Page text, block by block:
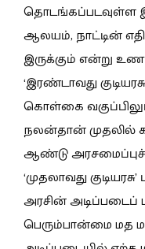
தொடங்கப்படவுள்ள
ஆலயம், நாட்டின்
இருக்கும் என்று
‘இரண்டாவது
கொள்கை
நலன்தான் முதலில்
ஆண்டு அரசமைப்புச்
‘முதலாவது
அரசின் அடிப்படைப்
பெரும்பான்மை மத